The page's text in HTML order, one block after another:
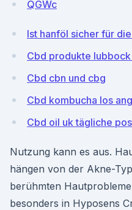
QGWc
Ist hanföl sicher für
Cbd produkte
Cbd cbn und cbg
Cbd kombucha los
Cbd oil uk tägliche
Nutzung kann es aus.
hängen von der Akne-
berühmten
besonders in Hyposens